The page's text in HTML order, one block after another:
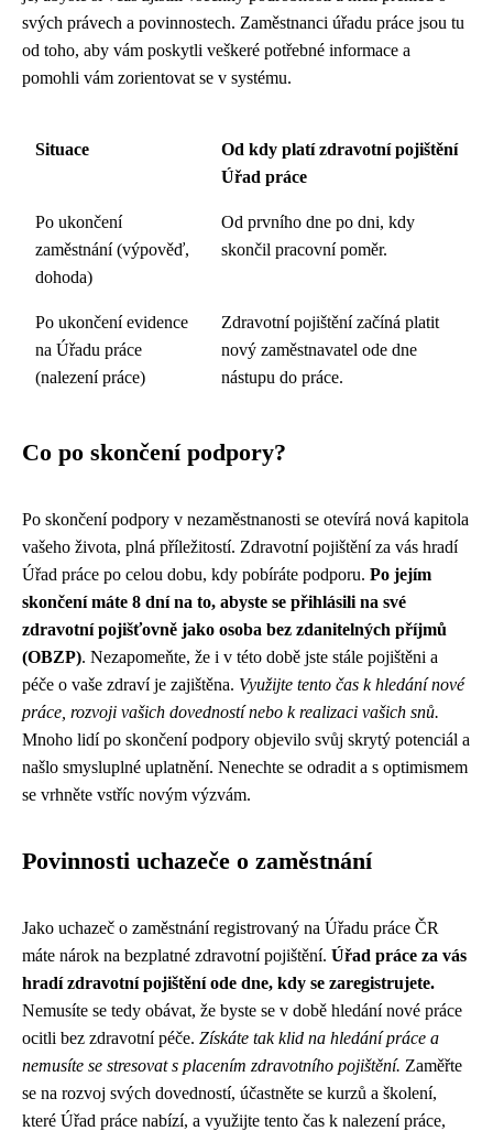
svých právech a povinnostech. Zaměstnanci úřadu práce jsou tu
od toho, aby vám poskytli veškeré potřebné informace a
pomohli vám zorientovat se v systému.
Situace
Od kdy platí zdravotní pojištění
Úřad práce
Po ukončení
zaměstnání (výpověď,
dohoda)
Od prvního dne po dni, kdy
skončil pracovní poměr.
Po ukončení evidence
na Úřadu práce
(nalezení práce)
Zdravotní pojištění začíná platit
nový zaměstnavatel ode dne
nástupu do práce.
Co po skončení podpory?
Po skončení podpory v nezaměstnanosti se otevírá nová kapitola
vašeho života, plná příležitostí. Zdravotní pojištění za vás hradí
Úřad práce po celou dobu, kdy pobíráte podporu. Po jejím
skončení máte 8 dní na to, abyste se přihlásili na své
zdravotní pojišťovně jako osoba bez zdanitelných příjmů
(OBZP). Nezapomeňte, že i v této době jste stále pojištěni a
péče o vaše zdraví je zajištěna. Využijte tento čas k hledání nové
práce, rozvoji vašich dovedností nebo k realizaci vašich snů.
Mnoho lidí po skončení podpory objevilo svůj skrytý potenciál a
našlo smysluplné uplatnění. Nenechte se odradit a s optimismem
se vrhněte vstříc novým výzvám.
Povinnosti uchazeče o zaměstnání
Jako uchazeč o zaměstnání registrovaný na Úřadu práce ČR
máte nárok na bezplatné zdravotní pojištění. Úřad práce za vás
hradí zdravotní pojištění ode dne, kdy se zaregistrujete.
Nemusíte se tedy obávat, že byste se v době hledání nové práce
ocitli bez zdravotní péče. Získáte tak klid na hledání práce a
nemusíte se stresovat s placením zdravotního pojištění. Zaměřte
se na rozvoj svých dovedností, účastněte se kurzů a školení,
které Úřad práce nabízí, a využijte tento čas k nalezení práce,